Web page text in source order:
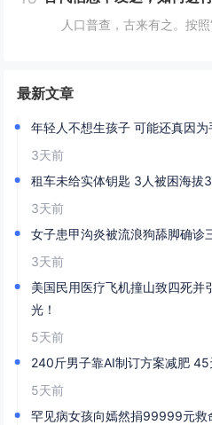
最新文章
年轻人不想生孩子 可能还真因为
3天前
租车未给实体钥匙 3人被困海拔
3天前
女子患甲沟炎被流浪狗舔脚确诊
3天前
美国民用医疗飞机撞山致四死并
光！
5天前
240斤男子靠AI制订方案减肥 45
5天前
罕见病女孩向嫣然捐99999元救